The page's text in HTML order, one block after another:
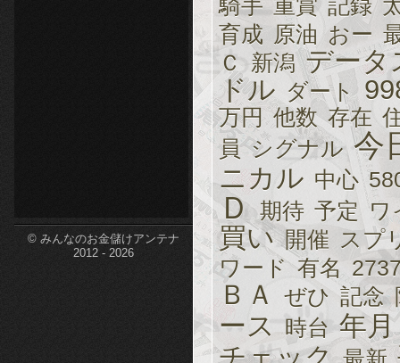
ノ
etc-
© みんなのお金儲けアンテナ
2012 - 2026
騎手 重賞 記録
育成 原油 おー
Ｃ
新潟 データ
ドル ダート
万円 他数 存在
員 シグナル 今
ニカル 中心
Ｄ 期待 予定 ワ
買い 開催 スプ
ワード 有名
ＢＡ ぜひ 記念
ース 時台 年月